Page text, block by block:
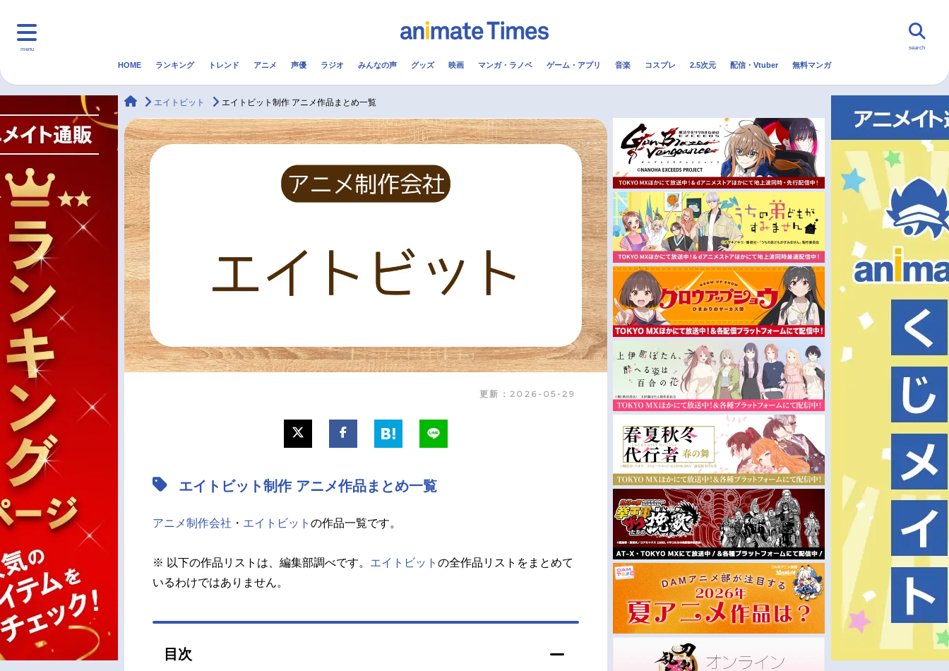
menu
マンガ・ラノベ ゲーム・アプリ 音楽 コスプレ 2.5次元 配信・Vtuber トレンド 無料マンガ
最新記事一覧
アニメ記事一覧
アニメ映画一覧
実写化映画一覧
今期アニメ曜日別一覧 秋アニメ
冬アニメ
FOLLOW US
search
HOME ランキング トレンド アニメ 声優 ラジオ みんなの声 グッズ 映画 マンガ・ラノベ ゲーム・アプリ 音楽 コスプレ 2.5次元 配信・Vtuber 無料マンガ
animateTimes
エイトビット エイトビット制作 アニメ作品まとめ一覧
更新：2026-05-29
エイトビット制作 アニメ作品まとめ一覧
アニメ制作会社 ・ エイトビット の作品一覧です。
※ 以下の作品リストは、編集部調べです。 エイトビット の全作品リストをまとめて
いるわけではありません。
目次